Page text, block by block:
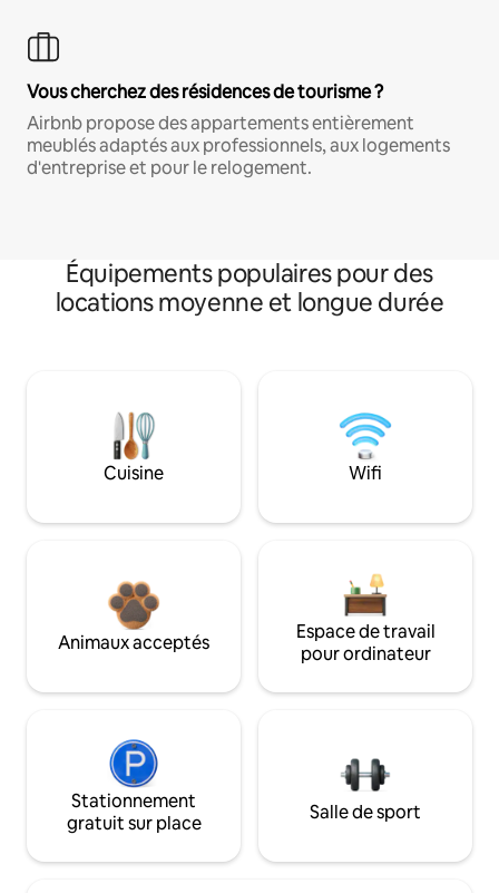
Vous cherchez des résidences de tourisme ?
Airbnb propose des appartements entièrement
meublés adaptés aux professionnels, aux logements
d'entreprise et pour le relogement.
Équipements populaires pour des
locations moyenne et longue durée
Cuisine Wifi
Animaux acceptés
Espace de travail
pour ordinateur
Stationnement
gratuit sur place
Salle de sport